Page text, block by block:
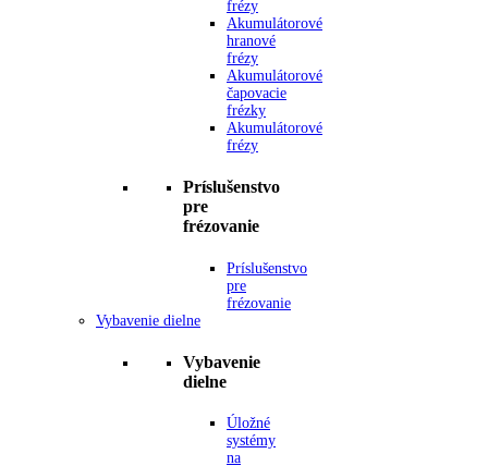
frézy
Akumulátorové
hranové
frézy
Akumulátorové
čapovacie
frézky
Akumulátorové
frézy
Príslušenstvo
pre
frézovanie
Príslušenstvo
pre
frézovanie
Vybavenie dielne
Vybavenie
dielne
Úložné
systémy
na